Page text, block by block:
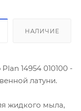
НАЛИЧИЕ
14954 010100 -
латуни.
жидкого мыла,